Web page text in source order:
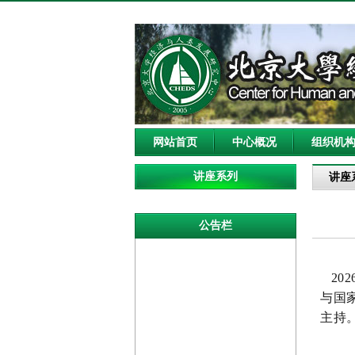
网站首页 中心概况 组织机构
讲座系列
公告栏
讲座
与国
主持。